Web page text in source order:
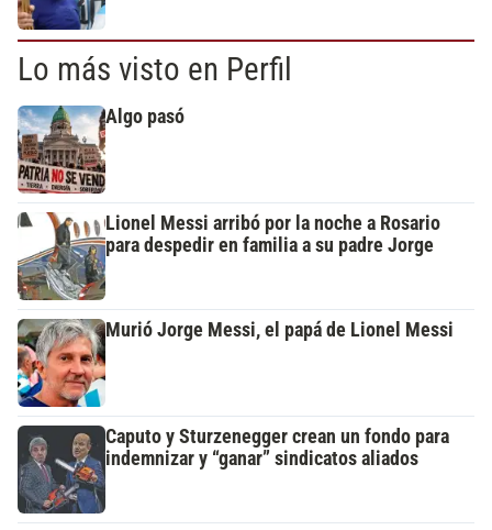
Lo más visto en Perfil
Algo pasó
Lionel Messi arribó por la noche a Rosario
para despedir en familia a su padre Jorge
Murió Jorge Messi, el papá de Lionel Messi
Caputo y Sturzenegger crean un fondo para
indemnizar y “ganar” sindicatos aliados